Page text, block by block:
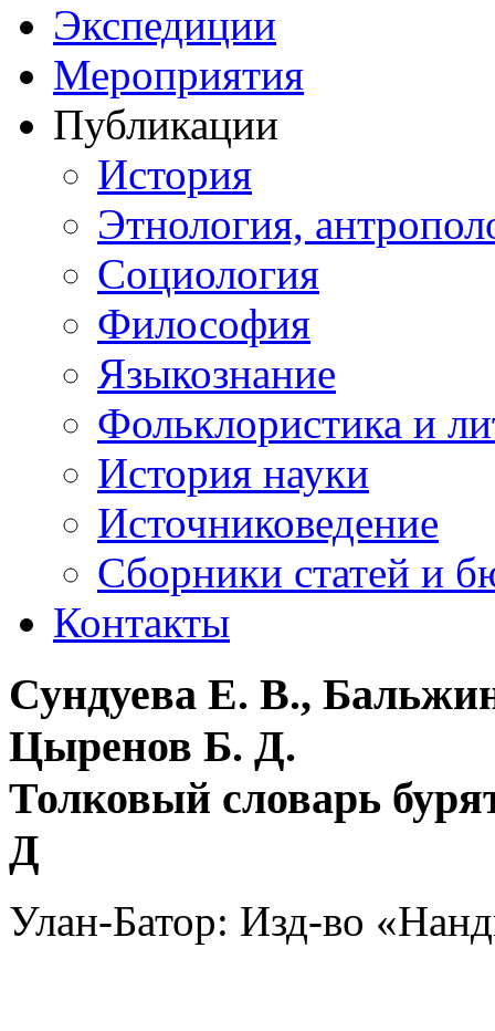
Экспедиции
Мероприятия
Публикации
История
Этнология,
Социология
Философия
Языкознание
Фольклористика и
История науки
Источниковедение
Cборники статей и
Контакты
Сундуева Е. В.,
Цыренов Б. Д.
Толковый словарь
Д
Улан-Батор: Изд-во